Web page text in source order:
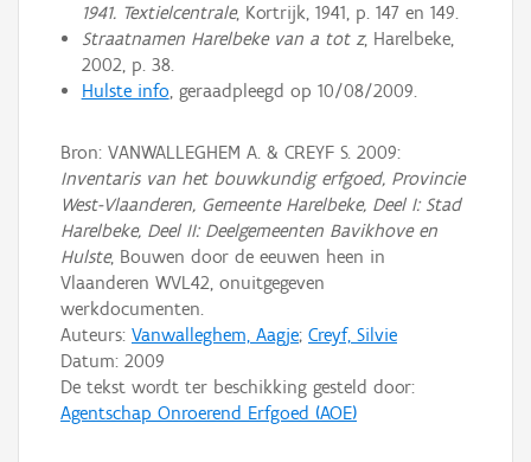
1941. Textielcentrale, Kortrijk, 1941, p. 147 en 149.
Straatnamen Harelbeke van a tot z, Harelbeke,
2002, p. 38.
Hulste info, geraadpleegd op 10/08/2009.
Bron: VANWALLEGHEM A. & CREYF S. 2009:
Inventaris van het bouwkundig erfgoed, Provincie
West-Vlaanderen, Gemeente Harelbeke, Deel I: Stad
Harelbeke, Deel II: Deelgemeenten Bavikhove en
Hulste, Bouwen door de eeuwen heen in
Vlaanderen WVL42, onuitgegeven
werkdocumenten.
Auteurs: Vanwalleghem, Aagje; Creyf, Silvie
Datum: 2009
De tekst wordt ter beschikking gesteld door:
Agentschap Onroerend Erfgoed (AOE)